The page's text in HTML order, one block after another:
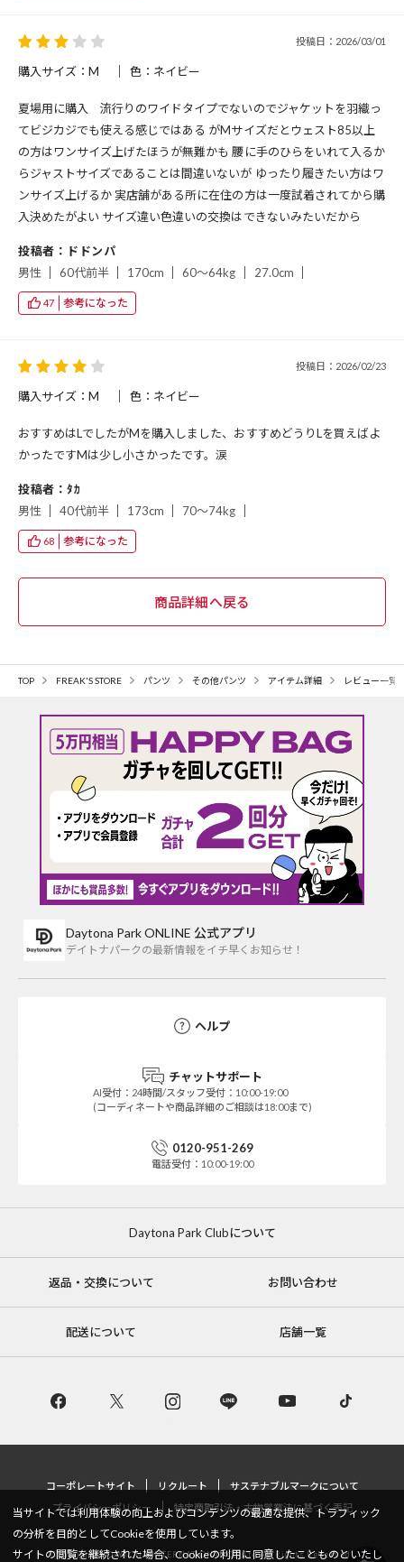
投稿日：2026/03/01
購入サイズ：M 色：ネイビー
夏場用に購入 流行りのワイドタイプでないのでジャケットを羽織っ
てビジカジでも使える感じではある がMサイズだとウェスト85以上
の方はワンサイズ上げたほうが無難かも 腰に手のひらをいれて入るか
らジャストサイズであることは間違いないが ゆったり履きたい方はワ
ンサイズ上げるか 実店舗がある所に在住の方は一度試着されてから購
入決めたがよい サイズ違い色違いの交換はできないみたいだから
投稿者：ドドンパ
男性
60代前半 170cm 60～64kg 27.0cm
47 参考になった
投稿日：2026/02/23
購入サイズ：M 色：ネイビー
おすすめはLでしたがMを購入しました、おすすめどうりLを買えばよ
かったですMは少し小さかったです。涙
投稿者：ﾀｶ
男性
40代前半 173cm 70～74kg
68 参考になった
TOP FREAK'S STORE パンツ その他パンツ アイテム詳細 レビュー一覧
Daytona Park ONLINE 公式アプリ
デイトナパークの最新情報をイチ早くお知らせ！
ヘルプ
チャットサポート
AI受付：24時間/スタッフ受付：10:00-19:00
(コーディネートや商品詳細のご相談は18:00まで)
0120-951-269
電話受付：10:00-19:00
Daytona Park Clubについて
返品・交換について お問い合わせ
配送について 店舗一覧
コーポレートサイト リクルート
サステナブルマークについて
プライバシーポリシー
特定商取引法・古物営業法に基づく表記
Copyright © DAYTONA INTERNATIONAL Co.,Ltd All Rights Reserved.
当サイトでは利用体験の向上およびコンテンツの最適な提供、トラフィック
の分析を目的としてCookieを使用しています。
サイトの閲覧を継続された場合、Cookieの利用に同意したことものといたし